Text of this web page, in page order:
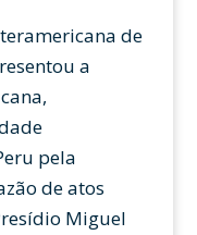
de
a
pela
de atos
Miguel